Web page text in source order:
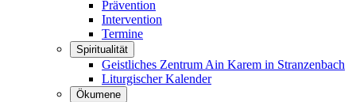
Prävention
Intervention
Termine
Spiritualität
Geistliches Zentrum Ain Karem in Stranzenbach
Liturgischer Kalender
Ökumene